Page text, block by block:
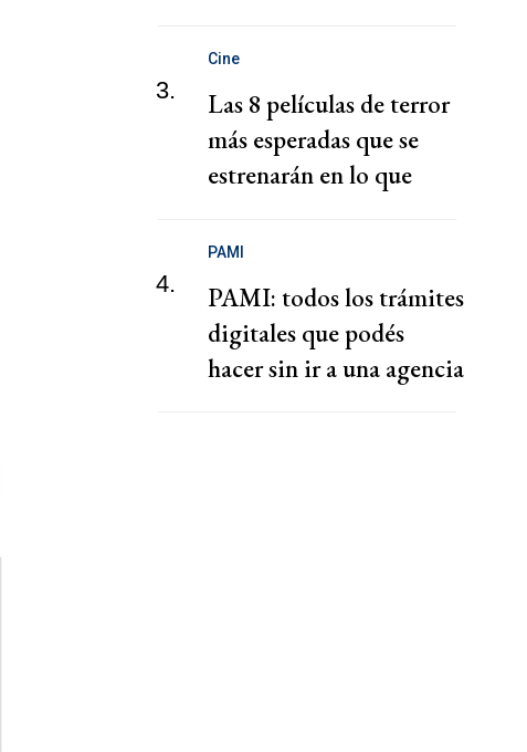
3.
Cine
Las 8 películas de terror
más esperadas que se
estrenarán en lo que
4.
PAMI
PAMI: todos los trámites
digitales que podés
hacer sin ir a una agencia